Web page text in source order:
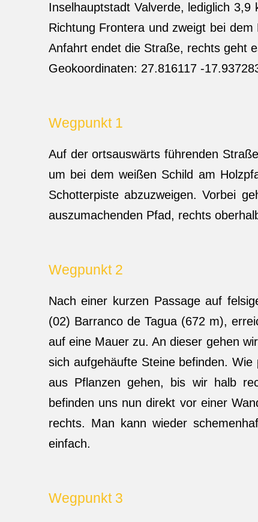
Inselhauptstadt Valverde, lediglich
Richtung Frontera und zweigt bei
Anfahrt endet die Straße, rechts geht
Geokoordinaten: 27.816117 -
Wegpunkt 1
Auf der ortsauswärts führenden
um bei dem weißen Schild am
Schotterpiste abzuzweigen. Vorbei
auszumachenden Pfad, rechts
Wegpunkt 2
Nach einer kurzen Passage auf
(02) Barranco de Tagua (672 m),
auf eine Mauer zu. An dieser gehen
sich aufgehäufte Steine befinden.
aus Pflanzen gehen, bis wir halb
befinden uns nun direkt vor einer
rechts. Man kann wieder
einfach.
Wegpunkt 3